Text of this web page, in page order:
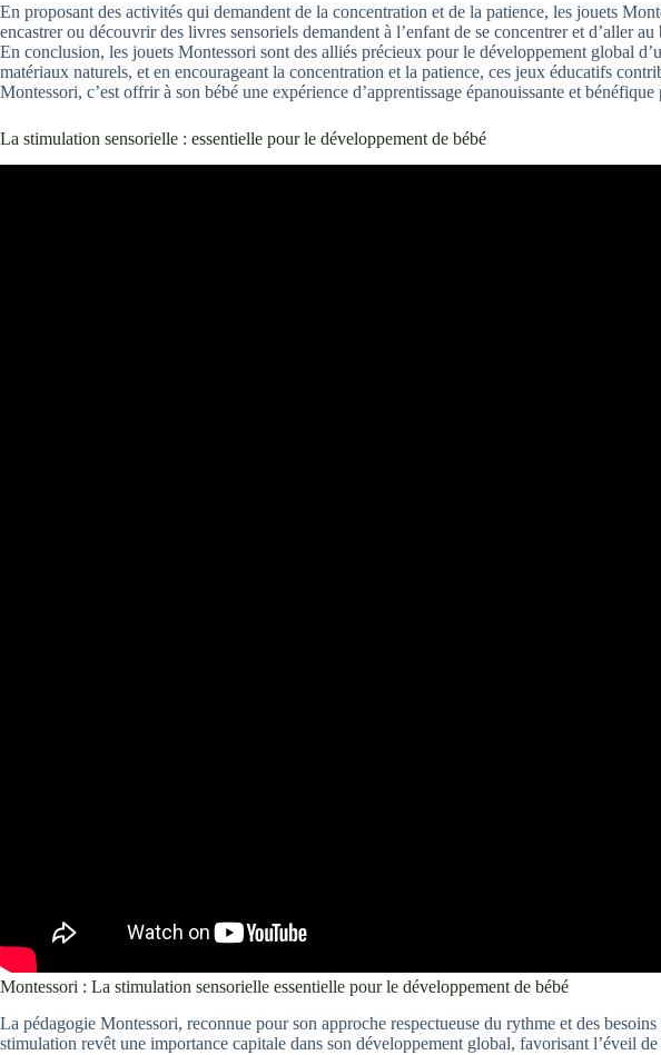
En proposant des activités qui demandent de la concentration et de la patience, les jouets
encastrer ou découvrir des livres sensoriels demandent à l’enfant de se concentrer et d’aller
En conclusion, les jouets Montessori sont des alliés précieux pour le développement global
matériaux naturels, et en encourageant la concentration et la patience, ces jeux éducatifs
Montessori, c’est offrir à son bébé une expérience d’apprentissage épanouissante et
La stimulation sensorielle : essentielle pour le développement de bébé
Montessori : La stimulation sensorielle essentielle pour le développement de bébé
La pédagogie Montessori, reconnue pour son approche respectueuse du rythme et des
stimulation revêt une importance capitale dans son développement global, favorisant l’éveil